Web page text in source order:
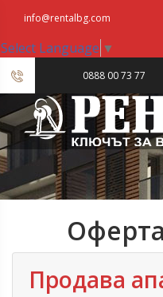
info@rentalbg.com
Select Language ▼
0888 00 73 77
23
Продава